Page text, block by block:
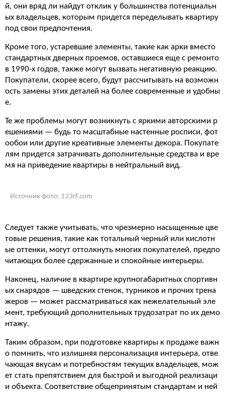
й, они вряд ли найдут отклик у большинства потенциальн
ых владельцев, которым придется переделывать квартиру
под свои предпочтения.
Кроме того, устаревшие элементы, такие как арки вместо
стандартных дверных проемов, оставшиеся еще с ремонто
в 1990-х годов, также могут вызвать негативную реакцию.
Покупатели, скорее всего, будут рассчитывать на возможн
ость замены этих деталей на более современные и удобны
е.
Те же проблемы могут возникнуть с яркими авторскими р
ешениями — будь то масштабные настенные росписи, фот
ообои или другие креативные элементы декора. Покупате
лям придется затрачивать дополнительные средства и вре
мя на приведение квартиры в нейтральный вид.
Источник фото: 123rf.com
Следует также учитывать, что чрезмерно насыщенные цве
товые решения, такие как тотальный черный или кислотн
ые оттенки, могут оттолкнуть многих покупателей, предпо
читающих более сдержанные и спокойные интерьеры.
Наконец, наличие в квартире крупногабаритных спортивн
ых снарядов — шведских стенок, турников и прочих трена
жеров — может рассматриваться как нежелательный эле
мент, требующий дополнительных трудозатрат по их демо
нтажу.
Таким образом, при подготовке квартиры к продаже важн
о помнить, что излишняя персонализация интерьера, отве
чающая вкусам и потребностям текущих владельцев, мож
ет стать препятствием для быстрой и выгодной реализаци
и объекта. Соответствие общепринятым стандартам и ней